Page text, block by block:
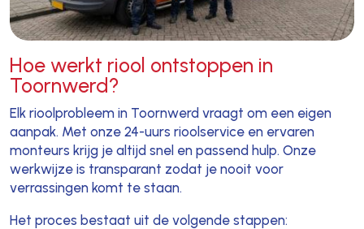
Hoe werkt riool ontstoppen in
Toornwerd?
Elk rioolprobleem in Toornwerd vraagt om een eigen
aanpak. Met onze 24-uurs rioolservice en ervaren
monteurs krijg je altijd snel en passend hulp. Onze
werkwijze is transparant zodat je nooit voor
verrassingen komt te staan.
Het proces bestaat uit de volgende stappen: